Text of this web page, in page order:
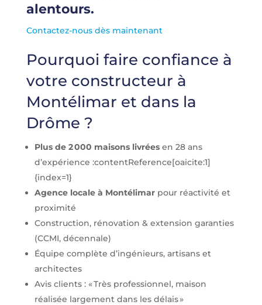
alentours.
Contactez-nous dès maintenant
Pourquoi faire confiance à
votre constructeur à
Montélimar et dans la
Drôme ?
Plus de 2 000 maisons livréesen 28 ans
d’expérience :contentReference[oaicite:1]
{index=1}
Agence locale à Montélimarpour réactivité et
proximité
Construction, rénovation & extension garanties
(CCMI, décennale)
Équipe complète d’ingénieurs, artisans et
architectes
Avis clients : « Très professionnel, maison
réalisée largement dans les délais »